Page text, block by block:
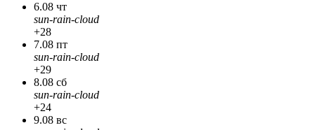
6.08 чт
sun-rain-cloud
+28
7.08 пт
sun-rain-cloud
+29
8.08 сб
sun-rain-cloud
+24
9.08 вс